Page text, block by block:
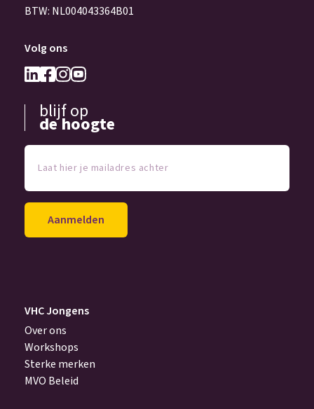
BTW: NL004043364B01
Volg ons
blijf op
de hoogte
je
achter
VHC Jongens
Over ons
Workshops
Sterke merken
MVO Beleid